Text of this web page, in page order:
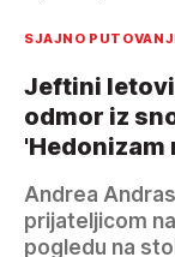
SJAJNO
Jeftini
odmor iz
'Hedonizam
Andrea
prijateljicom
pogledu na